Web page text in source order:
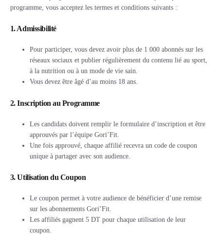
programme, vous acceptez les termes et conditions suivants :
1. Admissibilité
Pour participer, vous devez avoir plus de 1 000 abonnés sur les
réseaux sociaux et publier régulièrement du contenu lié au sport,
à la nutrition ou à un mode de vie sain.
Vous devez être âgé d’au moins 18 ans.
2. Inscription au Programme
Les candidats doivent remplir le formulaire d’inscription et être
approuvés par l’équipe Gori’Fit.
Une fois approuvé, chaque affilié recevra un code de coupon
unique à partager avec son audience.
3. Utilisation du Coupon
Le coupon permet à votre audience de bénéficier d’une remise
sur les abonnements Gori’Fit.
Les affiliés gagnent 5 DT pour chaque utilisation de leur
coupon.